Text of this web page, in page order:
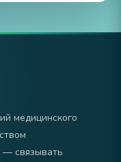
медицинского
— связывать